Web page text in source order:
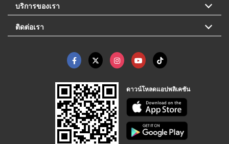
บริการของเรา
ติดต่อเรา
ดาวน์โหลดแอปพลิเคชัน